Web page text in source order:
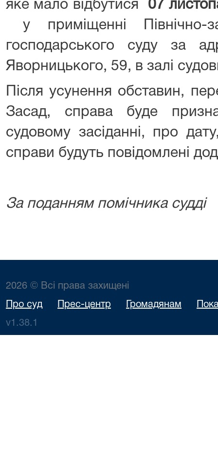
яке мало відбутися 07
у приміщенні Північно-
господарського суду за
Яворницького, 59, в залі
Після усунення обставин,
Засад, справа буде
судовому засіданні, про
справи будуть повідомлені
За поданням помічника судді
2026 © Всі права захищені
Про суд Прес-центр Громадянам
v1.38.1